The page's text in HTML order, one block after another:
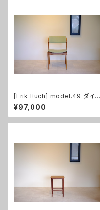
[Erik Buch] model.49 ダイニ
ングチェア
¥97,000